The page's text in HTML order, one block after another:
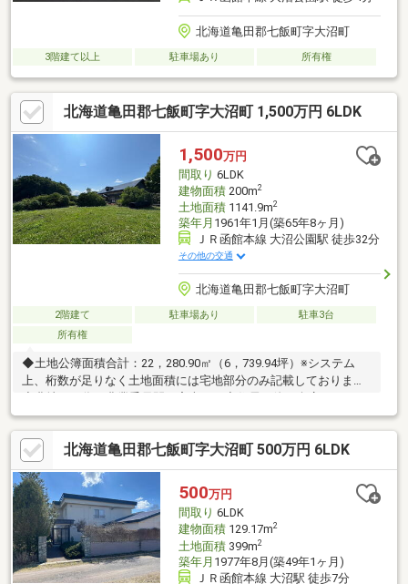
北海道亀田郡七飯町字大沼町
3階建て以上 駐車場あり 所有権
北海道亀田郡七飯町字大沼町 1,500万円 6LDK
1,500万円
間取り 6LDK
建物面積200m2
土地面積1141.9m2
築年月 1961年1月(築65年8ヶ月)
ＪＲ函館本線 大沼公園駅 徒歩32分
その他の交通
北海道亀田郡七飯町字大沼町
2階建て 駐車場あり
駐車3台
所有権
◆土地公簿面積合計：22，280.90㎡（6，739.94坪）※システム
上、桁数が足りなく土地面積には宅地部分のみ記載しております
３３㎡・家屋：１９．２５㎡あり【土地内訳】宅地：１１４１．
９㎡・畑：６６２９㎡・田：７３２５㎡・原野：３５７９㎡・雑
種地：１２９５㎡・山林：２３１１㎡
北海道亀田郡七飯町字大沼町 500万円 6LDK
500万円
間取り 6LDK
建物面積129.17m2
土地面積399m2
築年月 1977年8月(築49年1ヶ月)
ＪＲ函館本線 大沼駅 徒歩7分